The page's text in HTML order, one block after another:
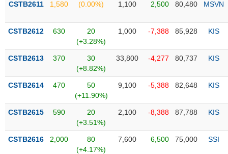
biệt
được
quỹ
mục
ETF
Cổ
chi
tiết
CSTB2611 1,580 (0.00%) 1,100 2,500 80,480 MSVN
CSTB2612 630
20
(+3.28%)
1,000 -7,388 85,928 KIS
CSTB2613 370
30
(+8.82%)
33,800 -4,277 80,737 KIS
CSTB2614 470
50
(+11.90%)
9,100 -5,388 82,648 KIS
CSTB2615 590
20
(+3.51%)
2,100 -8,388 87,788 KIS
CSTB2616 2,000
80
(+4.17%)
7,600 6,500 75,000 SSI
TƯ
DỮ
MỚI
Ngành
(-)